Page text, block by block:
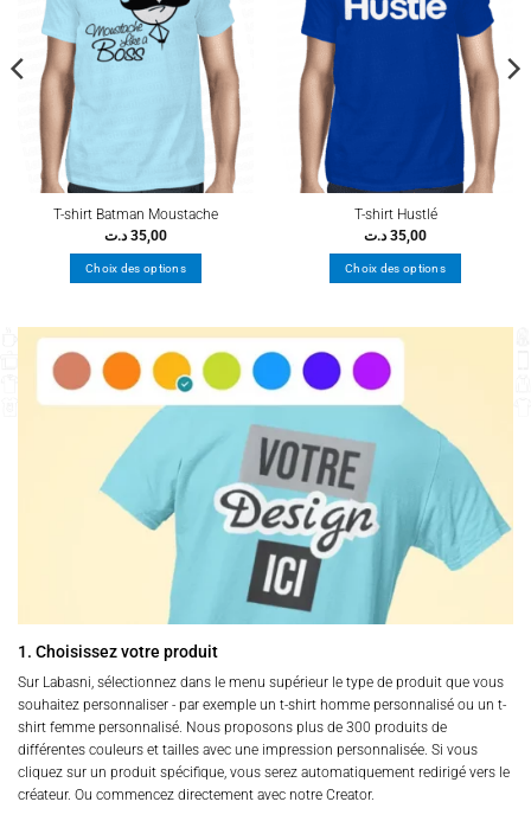
T-shirt Batman Moustache
35,00 د.ت
Choix des options
a
plusieurs
variations.
Les
options
choisies
sur
T-shirt Hustlé
35,00 د.ت
Choix des options
a
Les
options
choisies
page
du
1. Choisissez votre produit
Sur Labasni, sélectionnez dans le menu supérieur le type de produit que vous
souhaitez personnaliser - par exemple un t-shirt homme personnalisé ou un t-
shirt femme personnalisé. Nous proposons plus de 300 produits de
différentes couleurs et tailles avec une impression personnalisée. Si vous
cliquez sur un produit spécifique, vous serez automatiquement redirigé vers le
créateur. Ou commencez directement avec notre Creator.